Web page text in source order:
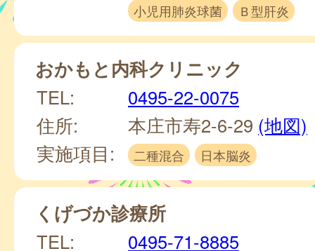
小児用肺炎球菌
Ｂ型肝炎
おかもと内科クリニック
TEL:
0495-22-0075
住所:
本庄市寿2-6-29 (地図)
実施項目:
二種混合 日本脳炎
くげづか診療所
TEL: 0495-71-8885